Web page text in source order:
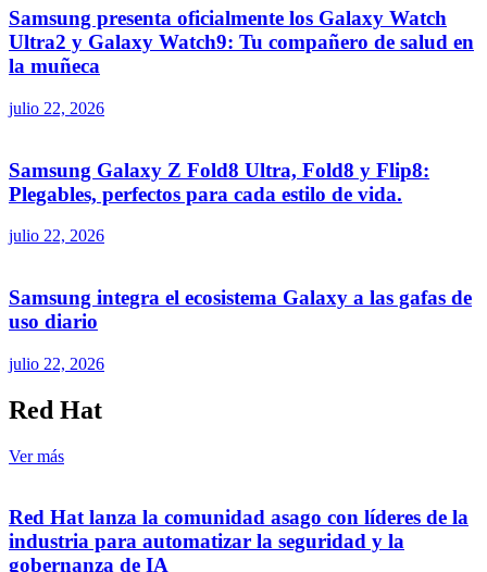
Samsung presenta oficialmente los Galaxy Watch
Ultra2 y Galaxy Watch9: Tu compañero de salud en
la muñeca
julio 22, 2026
Samsung Galaxy Z Fold8 Ultra, Fold8 y Flip8:
Plegables, perfectos para cada estilo de vida.
julio 22, 2026
Samsung integra el ecosistema Galaxy a las gafas de
uso diario
julio 22, 2026
Red Hat
Ver más
Red Hat lanza la comunidad asago con líderes de la
industria para automatizar la seguridad y la
gobernanza de IA